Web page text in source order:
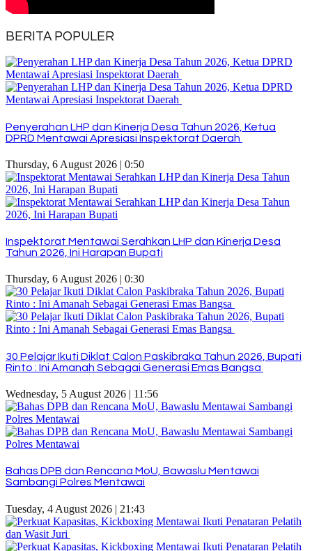
BERITA POPULER
Penyerahan LHP dan Kinerja Desa Tahun 2026, Ketua
DPRD Mentawai Apresiasi Inspektorat Daerah
Thursday, 6 August 2026 | 0:50
Inspektorat Mentawai Serahkan LHP dan Kinerja Desa
Tahun 2026, Ini Harapan Bupati
Thursday, 6 August 2026 | 0:30
30 Pelajar Ikuti Diklat Calon Paskibraka Tahun 2026, Bupati
Rinto : Ini Amanah Sebagai Generasi Emas Bangsa
Wednesday, 5 August 2026 | 11:56
Bahas DPB dan Rencana MoU, Bawaslu Mentawai
Sambangi Polres Mentawai
Tuesday, 4 August 2026 | 21:43